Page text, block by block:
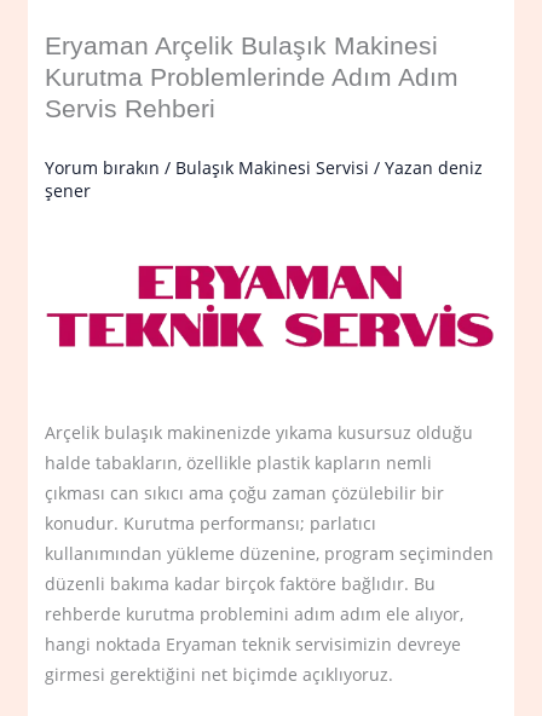
Eryaman Arçelik Bulaşık Makinesi
Kurutma Problemlerinde Adım Adım
Servis Rehberi
Yorum bırakın / Bulaşık Makinesi Servisi / Yazan deniz
şener
Arçelik bulaşık makinenizde yıkama kusursuz olduğu
halde tabakların, özellikle plastik kapların nemli
çıkması can sıkıcı ama çoğu zaman çözülebilir bir
konudur. Kurutma performansı; parlatıcı
kullanımından yükleme düzenine, program seçiminden
düzenli bakıma kadar birçok faktöre bağlıdır. Bu
rehberde kurutma problemini adım adım ele alıyor,
hangi noktada Eryaman teknik servisimizin devreye
girmesi gerektiğini net biçimde açıklıyoruz.